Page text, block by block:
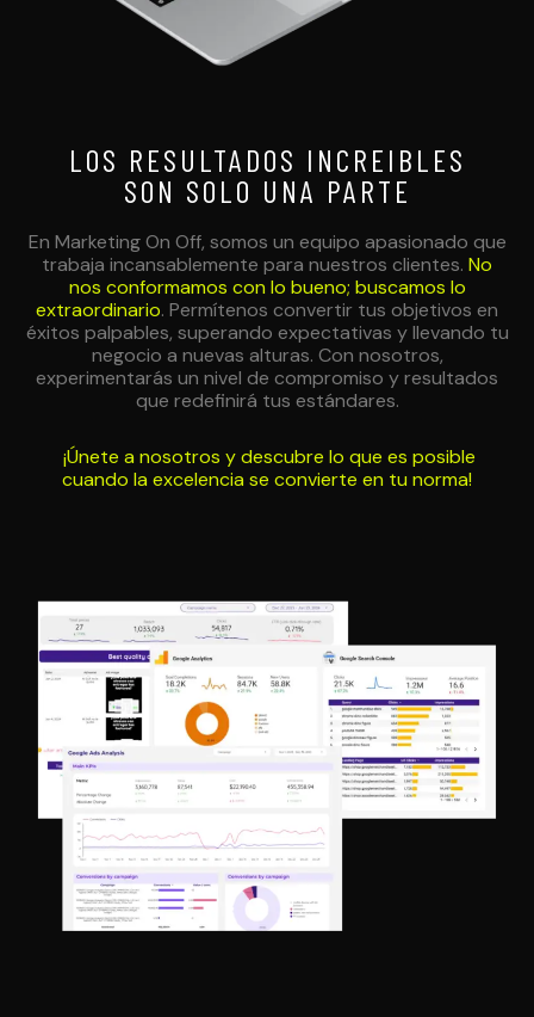
LOS RESULTADOS INCREIBLES
SON SOLO UNA PARTE
En Marketing On Off, somos un equipo apasionado que
trabaja incansablemente para nuestros clientes. No
nos conformamos con lo bueno; buscamos lo
extraordinario. Permítenos convertir tus objetivos en
éxitos palpables, superando expectativas y llevando tu
negocio a nuevas alturas. Con nosotros,
experimentarás un nivel de compromiso y resultados
que redefinirá tus estándares.
¡Únete a nosotros y descubre lo que es posible
cuando la excelencia se convierte en tu norma!